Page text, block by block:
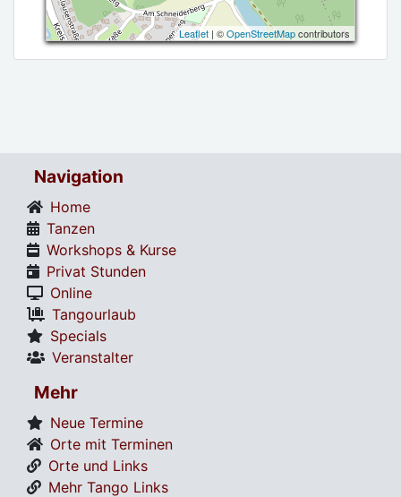
Leaflet | ©OpenStreetMapcontributors
Navigation
Home
Tanzen
Workshops & Kurse
Privat Stunden
Online
Tangourlaub
Specials
Veranstalter
Mehr
Neue Termine
Orte mit Terminen
Orte und Links
Mehr Tango Links